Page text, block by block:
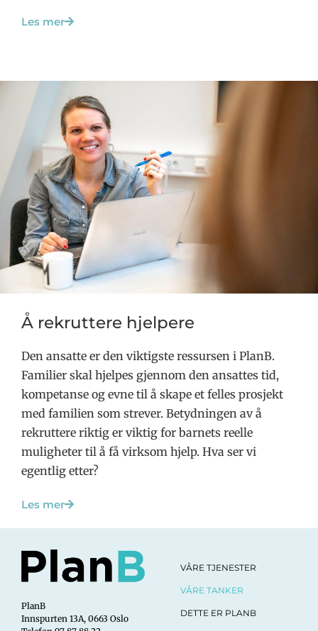
Les mer
Å rekruttere hjelpere
Den ansatte er den viktigste ressursen i PlanB.
Familier skal hjelpes gjennom den ansattes tid,
kompetanse og evne til å skape et felles prosjekt
med familien som strever. Betydningen av å
rekruttere riktig er viktig for barnets reelle
muligheter til å få virksom hjelp. Hva ser vi
egentlig etter?
Les mer
PlanB
Innspurten 13A, 0663 Oslo
VÅRE TJENESTER
VÅRE TANKER
DETTE ER PLANB